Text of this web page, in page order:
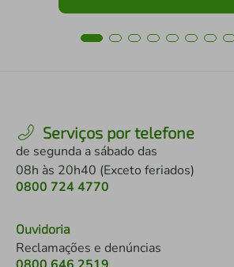
Serviços por telefone
de segunda a sábado das
08h às 20h40 (Exceto feriados)
0800 724 4770
Ouvidoria
Reclamações e denúncias